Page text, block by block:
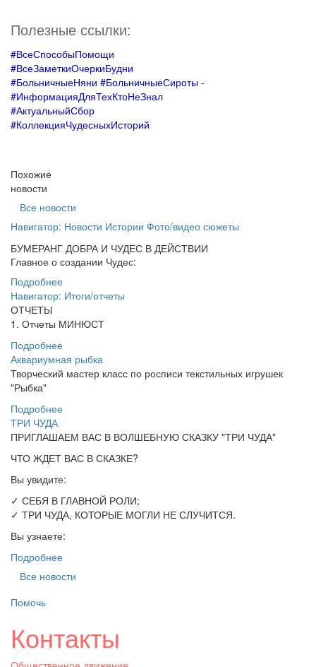
Полезные ссылки:
#ВсеСпособыПомощи
#ВсеЗаметкиОчеркиБудни
#БольничныеНяни #БольничныеСироты -
#ИнформацияДляТехКтоНеЗнал
#АктуальныйСбор
#КоллекцияЧудесныхИсторий
Похожие
новости
Все новости
Навигатор: Новости Истории Фото/видео сюжеты ⠀ ⠀
БУМЕРАНГ ДОБРА И ЧУДЕС В ДЕЙСТВИИ
Главное о создании Чудес:
Подробнее
Навигатор: Итоги/отчеты
ОТЧЕТЫ
1. Отчеты МИНЮСТ
Подробнее
Аквариумная рыбка
Творческий мастер класс по росписи текстильных игрушек
"Рыбка"
Подробнее
ТРИ ЧУДА
ПРИГЛАШАЕМ ВАС В ВОЛШЕБНУЮ СКАЗКУ "ТРИ ЧУДА"
ЧТО ЖДЕТ ВАС В СКАЗКЕ?
Вы увидите:
✓ СЕБЯ В ГЛАВНОЙ РОЛИ;
✓ ТРИ ЧУДА, КОТОРЫЕ МОГЛИ НЕ СЛУЧИТСЯ.
Вы узнаете:
Подробнее
Все новости
Помочь
Контакты